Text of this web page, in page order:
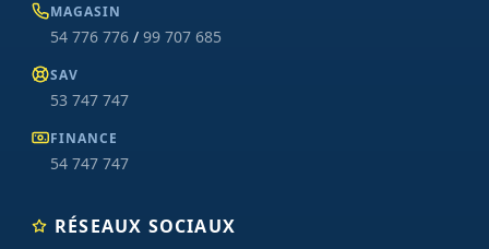
MAGASIN
54 776 776 / 99 707 685
SAV
53 747 747
FINANCE
54 747 747
RÉSEAUX SOCIAUX